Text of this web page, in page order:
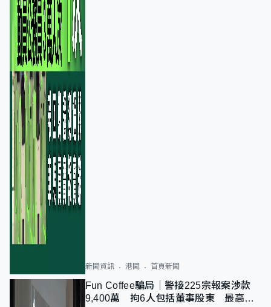
新聞資訊 港聞 首頁新聞
Fun Coffee騙局｜警接225宗報案涉款
9,400萬 拘6人包括董事股東 最高金